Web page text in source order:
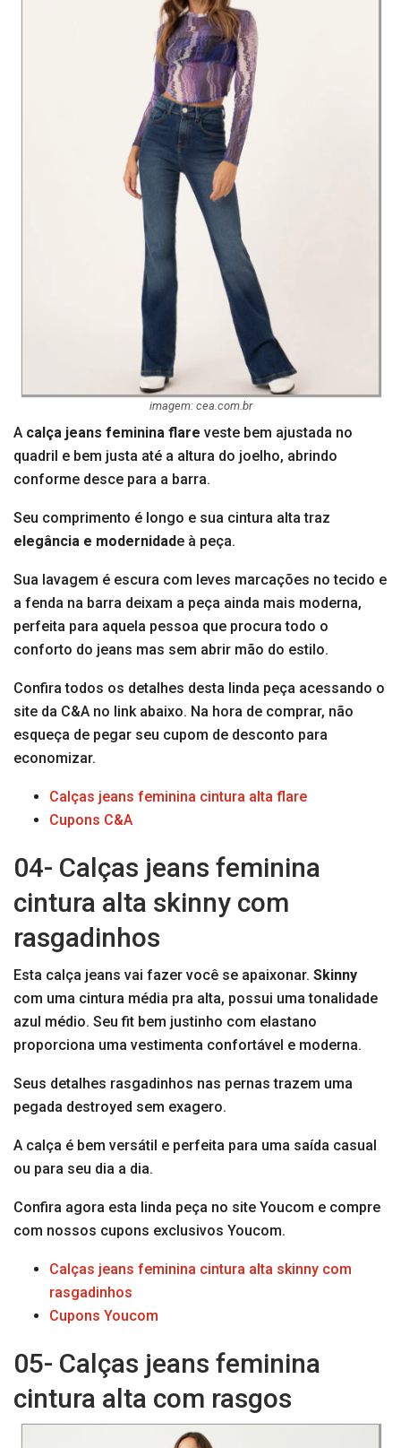
imagem: cea.com.br
A calça jeans feminina flare veste bem ajustada no
quadril e bem justa até a altura do joelho, abrindo
conforme desce para a barra.
Seu comprimento é longo e sua cintura alta traz
elegância e modernidade à peça.
Sua lavagem é escura com leves marcações no tecido e
a fenda na barra deixam a peça ainda mais moderna,
perfeita para aquela pessoa que procura todo o
conforto do jeans mas sem abrir mão do estilo.
Confira todos os detalhes desta linda peça acessando o
site da C&A no link abaixo. Na hora de comprar, não
esqueça de pegar seu cupom de desconto para
economizar.
Calças jeans feminina cintura alta flare
Cupons C&A
04- Calças jeans feminina
cintura alta skinny com
rasgadinhos
Esta calça jeans vai fazer você se apaixonar. Skinny
com uma cintura média pra alta, possui uma tonalidade
azul médio. Seu fit bem justinho com elastano
proporciona uma vestimenta confortável e moderna.
Seus detalhes rasgadinhos nas pernas trazem uma
pegada destroyed sem exagero.
A calça é bem versátil e perfeita para uma saída casual
ou para seu dia a dia.
Confira agora esta linda peça no site Youcom e compre
com nossos cupons exclusivos Youcom.
Calças jeans feminina cintura alta skinny com
rasgadinhos
Cupons Youcom
05- Calças jeans feminina
cintura alta com rasgos